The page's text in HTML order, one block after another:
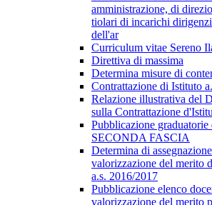
amministrazione, di
tiolari di incarichi
dell'ar
Curriculum vitae Sereno
Direttiva di massima
Determina misure di
Contrattazione di Istituto
Relazione illustrativa del
sulla Contrattazione
Pubblicazione
SECONDA FASCIA
Determina di
valorizzazione del merito
a.s. 2016/2017
Pubblicazione elenco
valorizzazione del merito